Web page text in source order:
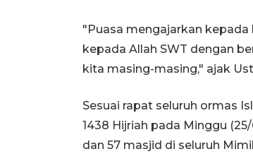
"Puasa mengajarkan
kepada Allah SWT dengan
kita masing-masing," ajak
Sesuai rapat seluruh ormas
1438 Hijriah pada Minggu
dan 57 masjid di seluruh